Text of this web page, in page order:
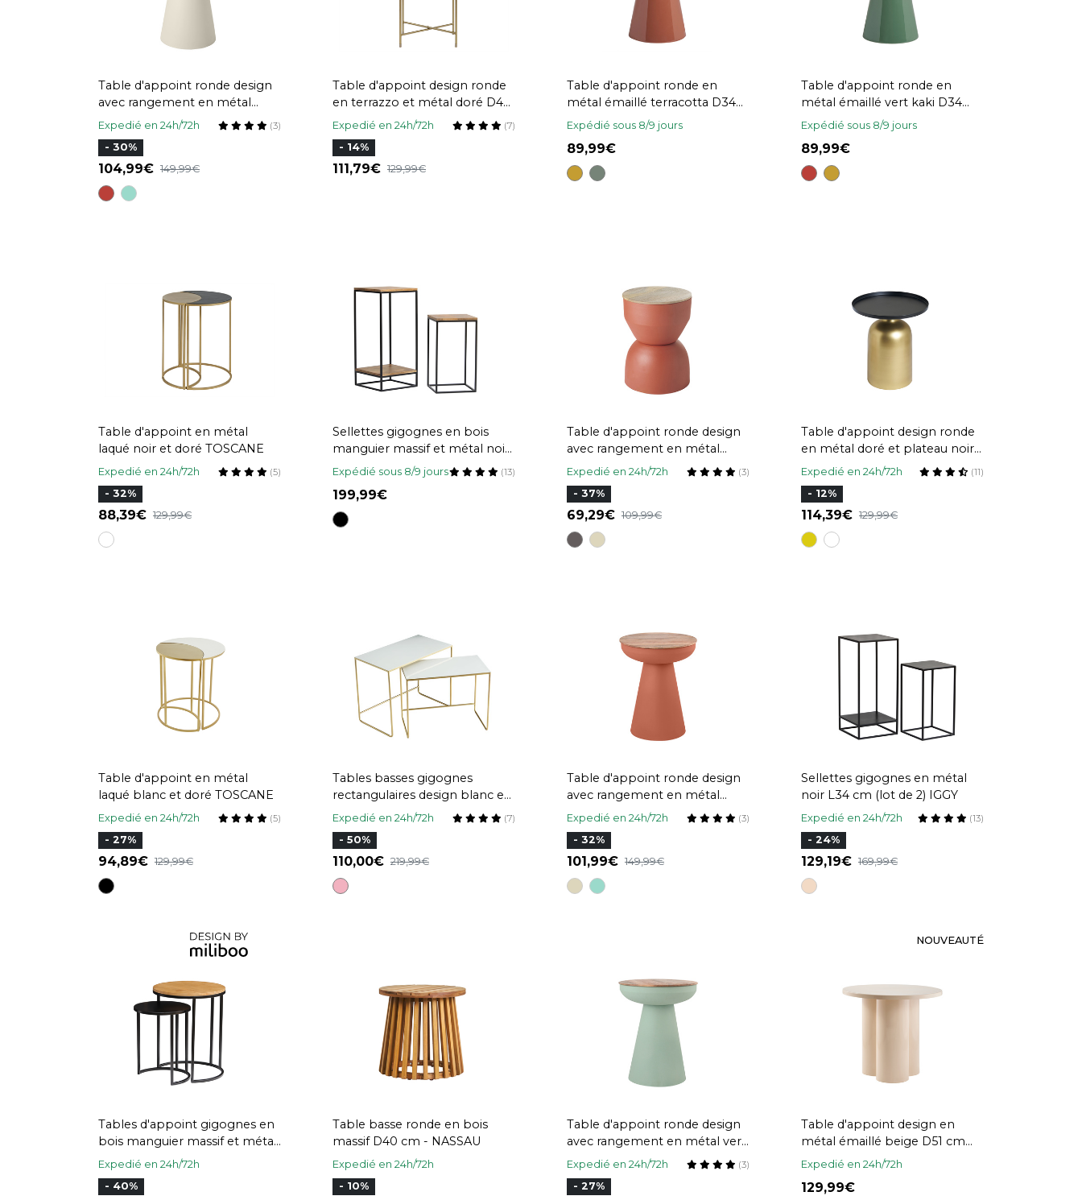
Table d'appoint ronde design
avec rangement en métal
grège et bois manguier massif
H52 cm TAM
Expedié en 24h/72h (3)
- 30%
104,99 149,99
Table d'appoint design ronde
en terrazzo et métal doré D40
cm MEZZO
Expedié en 24h/72h (7)
- 14%
111,79 129,99
Table d'appoint ronde en
métal émaillé terracotta D34
cm MOGOU
Expédié sous 8/9 jours
89,99
Table d'appoint ronde en
métal émaillé vert kaki D34
cm MOGOU
Expédié sous 8/9 jours
89,99
Table d'appoint en métal
laqué noir et doré TOSCANE
Expedié en 24h/72h (5)
- 32%
88,39 129,99
Sellettes gigognes en bois
manguier massif et métal noir
L34 cm (lot de 2) IGGY
Expédié sous 8/9 jours (13)
199,99
Table d'appoint ronde design
avec rangement en métal
terre brulée et bois manguier
massif D30 cm YOYO
Expedié en 24h/72h (3)
- 37%
69,29 109,99
Table d'appoint design ronde
en métal doré et plateau noir
mat RAMSES
Expedié en 24h/72h (11)
- 12%
114,39 129,99
Table d'appoint en métal
laqué blanc et doré TOSCANE
Expedié en 24h/72h (5)
- 27%
94,89 129,99
Tables basses gigognes
rectangulaires design blanc et
métal doré (lot de 2) WESS
Expedié en 24h/72h (7)
- 50%
110,00 219,99
Table d'appoint ronde design
avec rangement en métal
terre brulée et bois manguier
massif H52 cm TAM
Expedié en 24h/72h (3)
- 32%
101,99 149,99
Sellettes gigognes en métal
noir L34 cm (lot de 2) IGGY
Expedié en 24h/72h (13)
- 24%
129,19 169,99
Tables d'appoint gigognes en
bois manguier massif et métal
noir TAHL
Expedié en 24h/72h
- 40%
Table basse ronde en bois
massif D40 cm - NASSAU
Expedié en 24h/72h
- 10%
Table d'appoint ronde design
avec rangement en métal vert
céladon et bois manguier
massif H52 cm TAM
Expedié en 24h/72h (3)
- 27%
NOUVEAUTÉ
Table d'appoint design en
métal émaillé beige D51 cm
ZELIE
Expedié en 24h/72h
129,99